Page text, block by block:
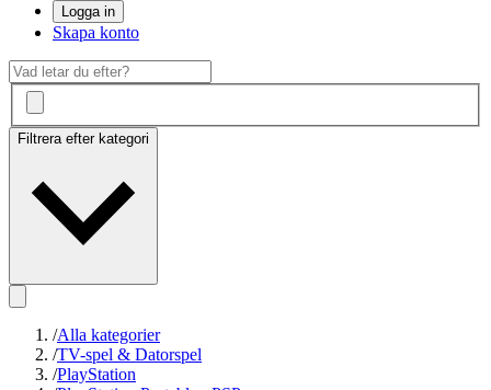
Logga in
Skapa konto
Filtrera efter kategori
/Alla kategorier
/TV-spel & Datorspel
/PlayStation